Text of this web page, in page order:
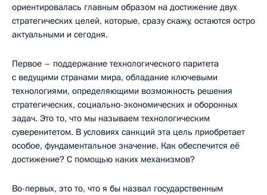
ориентировалась главным образом на достижение двух
стратегических целей, которые, сразу скажу, остаются остро
актуальными и сегодня.
Первое – поддержание технологического паритета
с ведущими странами мира, обладание ключевыми
технологиями, определяющими возможность решения
стратегических, социально-экономических и оборонных
задач. Это то, что мы называем технологическим
суверенитетом. В условиях санкций эта цель приобретает
особое, фундаментальное значение. Как обеспечится её
достижение? С помощью каких механизмов?
Во-первых, это то, что я бы назвал государственным